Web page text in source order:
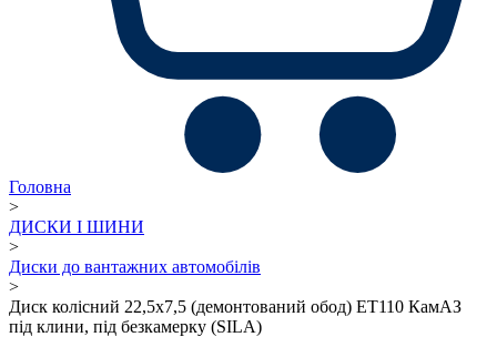
Головна
>
ДИСКИ І ШИНИ
>
Диски до вантажних автомобілів
>
Диск колісний 22,5х7,5 (демонтований обод) ET110 КамАЗ
під клини, під безкамерку (SILA)